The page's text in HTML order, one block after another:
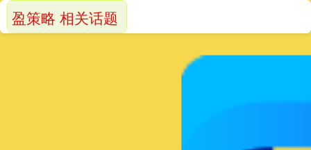
盈策略 相关话题